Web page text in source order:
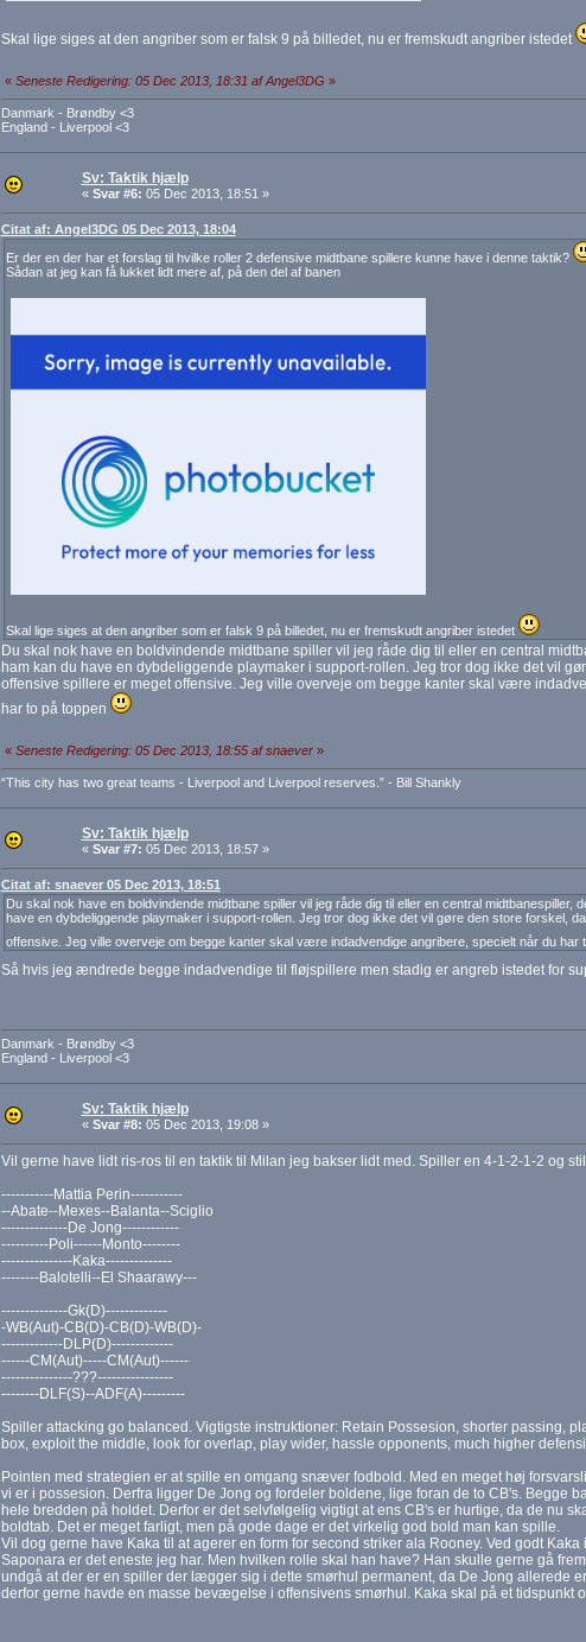
Skal lige siges at den angriber som er falsk 9 på billedet, nu er fremskudt angriber istedet
« Seneste Redigering: 05 Dec 2013, 18:31 af Angel3DG »
Danmark - Brøndby <3
England - Liverpool <3
Sv: Taktik hjælp
« Svar #6: 05 Dec 2013, 18:51 »
Citat af: Angel3DG 05 Dec 2013, 18:04
Er der en der har et forslag til hvilke roller 2 defensive midtbane spillere kunne have i denne taktik?
Sådan at jeg kan få lukket lidt mere af, på den del af banen
Skal lige siges at den angriber som er falsk 9 på billedet, nu er fremskudt angriber istedet
Du skal nok have en boldvindende midtbane spiller vil jeg råde dig til eller en central
ham kan du have en dybdeliggende playmaker i support-rollen. Jeg tror dog ikke det vil
offensive spillere er meget offensive. Jeg ville overveje om begge kanter skal være
har to på toppen
« Seneste Redigering: 05 Dec 2013, 18:55 af snaever»
“This city has two great teams - Liverpool and Liverpool reserves.” - Bill Shankly
Sv: Taktik hjælp
« Svar #7: 05 Dec 2013, 18:57 »
Citat af: snaever 05 Dec 2013, 18:51
Du skal nok have en boldvindende midtbane spiller vil jeg råde dig til eller en central midtbanespiller,
have en dybdeliggende playmaker i support-rollen. Jeg tror dog ikke det vil gøre den store forskel,
offensive. Jeg ville overveje om begge kanter skal være indadvendige angribere, specielt når du har
Så hvis jeg ændrede begge indadvendige til fløjspillere men stadig er angreb istedet for
Danmark - Brøndby <3
England - Liverpool <3
Sv: Taktik hjælp
« Svar #8: 05 Dec 2013, 19:08 »
Vil gerne have lidt ris-ros til en taktik til Milan jeg bakser lidt med. Spiller en 4-1-2-1-2 og
-----------Mattia Perin-----------
--Abate--Mexes--Balanta--Sciglio
--------------De Jong------------
----------Poli------Monto--------
---------------Kaka--------------
--------Balotelli--El Shaarawy---
--------------Gk(D)-------------
-WB(Aut)-CB(D)-CB(D)-WB(D)-
-------------DLP(D)-------------
------CM(Aut)-----CM(Aut)------
---------------???----------------
--------DLF(S)--ADF(A)---------
Spiller attacking go balanced. Vigtigste instruktioner: Retain Possesion, shorter passing,
box, exploit the middle, look for overlap, play wider, hassle opponents, much higher
Pointen med strategien er at spille en omgang snæver fodbold. Med en meget høj
vi er i possesion. Derfra ligger De Jong og fordeler boldene, lige foran de to CB's. Begge
hele bredden på holdet. Derfor er det selvfølgelig vigtigt at ens CB's er hurtige, da de nu
boldtab. Det er meget farligt, men på gode dage er det virkelig god bold man kan spille.
Vil dog gerne have Kaka til at agerer en form for second striker ala Rooney. Ved godt
Saponara er det eneste jeg har. Men hvilken rolle skal han have? Han skulle gerne gå
undgå at der er en spiller der lægger sig i dette smørhul permanent, da De Jong allerede
derfor gerne havde en masse bevægelse i offensivens smørhul. Kaka skal på et tidspunkt